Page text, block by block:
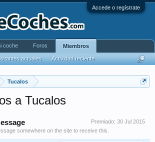
Accede o regístrate
Tucalos
a Tucalos
Premiado: 30 Jul 2015
somewhere on the site to receive this.
coche Foros Miembros
actuales Actividad reciente